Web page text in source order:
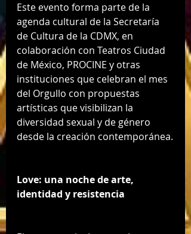
Este evento forma parte de la
agenda cultural de la Secretaría
de Cultura de la CDMX, en
colaboración con Teatros Ciudad
de México, PROCINE y otras
instituciones que celebran el mes
del Orgullo con propuestas
artísticas que visibilizan la
diversidad sexual y de género
desde la creación contemporánea.
Love: una noche de arte,
identidad y resistencia